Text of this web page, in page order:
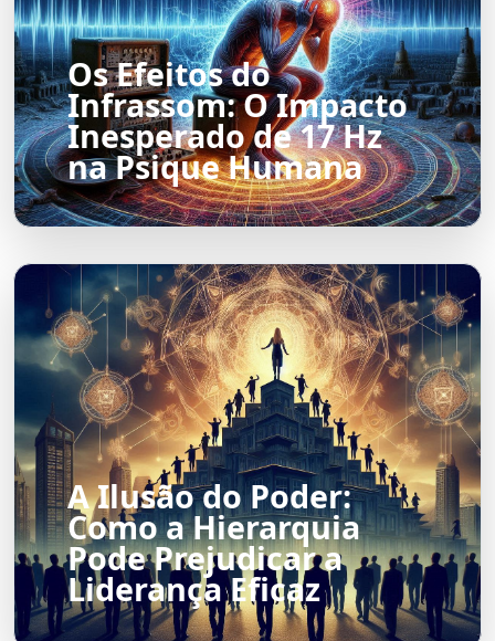
Os Efeitos do
Infrassom: O Impacto
Inesperado de 17 Hz
na Psique Humana
A Ilusão do Poder:
Como a Hierarquia
Pode Prejudicar a
Liderança Eficaz